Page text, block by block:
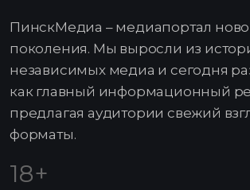
ПинскМедиа – медиапортал
поколения. Мы выросли из
независимых медиа и сегодня
как главный информационный
предлагая аудитории свежий
форматы.
18+